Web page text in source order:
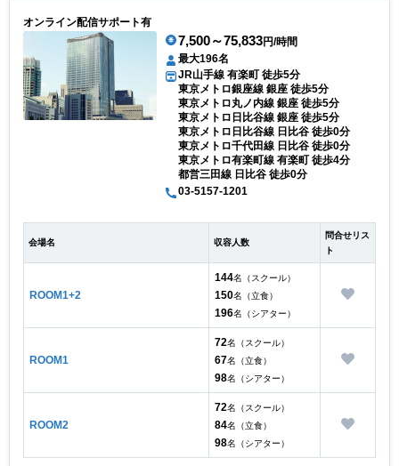
オンライン配信サポート有
7,500～75,833円/時間
最大196名
JR山手線 有楽町 徒歩5分
東京メトロ銀座線 銀座 徒歩5分
東京メトロ丸ノ内線 銀座 徒歩5分
東京メトロ日比谷線 銀座 徒歩5分
東京メトロ日比谷線 日比谷 徒歩0分
東京メトロ千代田線 日比谷 徒歩0分
東京メトロ有楽町線 有楽町 徒歩4分
都営三田線 日比谷 徒歩0分
03-5157-1201
会場名 収容人数
問合せリス
ト
ROOM1+2
144名（スクール）
150名（立食）
196名（シアター）
ROOM1
72名（スクール）
67名（立食）
98名（シアター）
ROOM2
72名（スクール）
84名（立食）
98名（シアター）